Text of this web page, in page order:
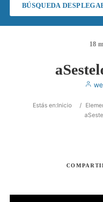
BÚSQUEDA
18
Estás en:Inicio /